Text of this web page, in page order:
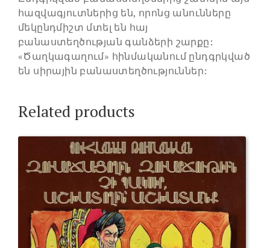
հազվագյուտներից են, որոնց անունները
մեկընդմիշտ մտել են հայ
բանաստեղծության գանձերի շարքը:
«Ծաղկագաղում» հինմականում ընդգրկված
են սիրային բանաստեղծություններ:
Related products